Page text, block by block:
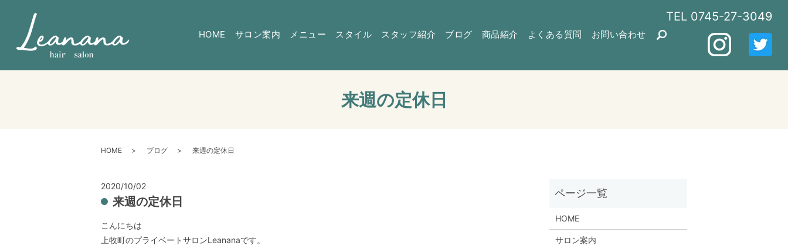
HOME サロン案内 メニュー スタイル スタッフ紹介 ブログ 商品紹介 よくある質問 お問い合わせ
TEL 0745-27-3049
来週の定休日
HOME ブログ 来週の定休日
2020/10/02
来週の定休日
こんにちは
上牧町のプライベートサロンLeananaです。
HOME
サロン案内